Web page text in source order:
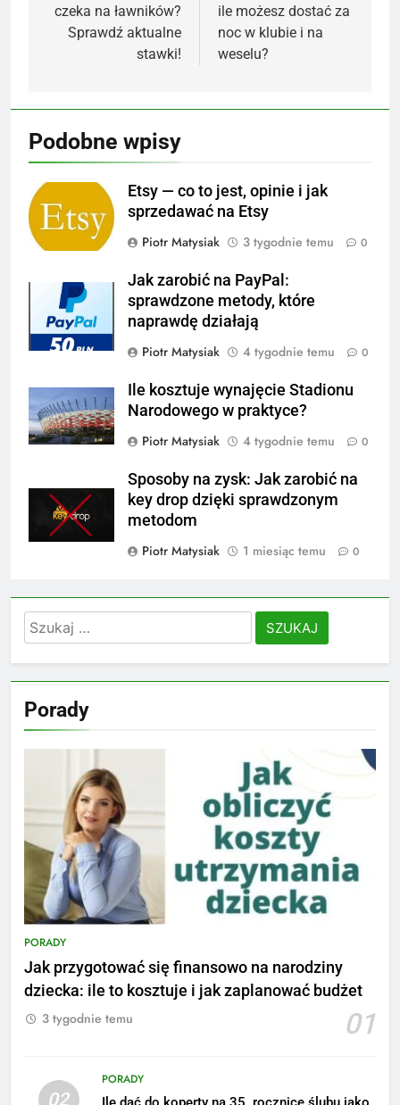
czeka na ławników?
Sprawdź aktualne
stawki!
ile możesz dostać za
noc w klubie i na
weselu?
Podobne wpisy
Etsy — co to jest, opinie i jak
sprzedawać na Etsy
Piotr Matysiak
3 tygodnie temu 0
Jak zarobić na PayPal:
sprawdzone metody, które
naprawdę działają
Piotr Matysiak
4 tygodnie temu 0
Ile kosztuje wynajęcie Stadionu
Narodowego w praktyce?
Piotr Matysiak
4 tygodnie temu 0
Sposoby na zysk: Jak zarobić na
key drop dzięki sprawdzonym
metodom
Piotr Matysiak
1 miesiąc temu 0
Szukaj:
Porady
PORADY
Jak przygotować się finansowo na narodziny
dziecka: ile to kosztuje i jak zaplanować budżet
01
3 tygodnie temu
02
PORADY